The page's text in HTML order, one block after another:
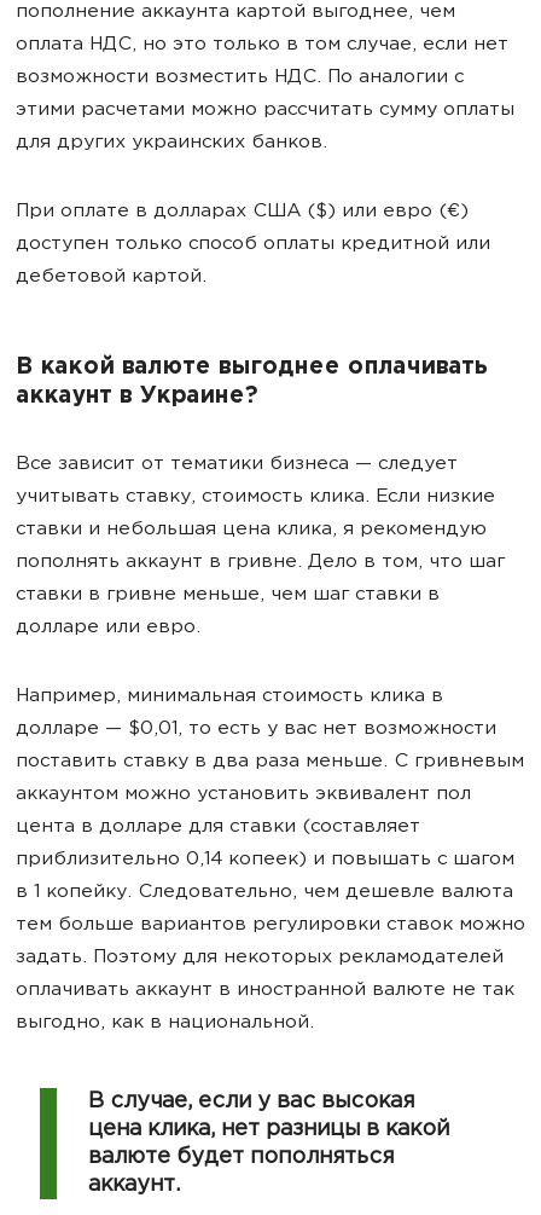
пополнение аккаунта картой выгоднее, чем
оплата НДС, но это только в том случае, если нет
возможности возместить НДС. По аналогии с
этими расчетами можно рассчитать сумму оплаты
для других украинских банков.
При оплате в долларах США ($) или евро (€)
доступен только способ оплаты кредитной или
дебетовой картой.
В какой валюте выгоднее оплачивать
аккаунт в Украине?
Все зависит от тематики бизнеса — следует
учитывать ставку, стоимость клика. Если низкие
ставки и небольшая цена клика, я рекомендую
пополнять аккаунт в гривне. Дело в том, что шаг
ставки в гривне меньше, чем шаг ставки в
долларе или евро.
Например, минимальная стоимость клика в
долларе — $0,01, то есть у вас нет возможности
поставить ставку в два раза меньше. С гривневым
аккаунтом можно установить эквивалент пол
цента в долларе для ставки (составляет
приблизительно 0,14 копеек) и повышать с шагом
в 1 копейку. Следовательно, чем дешевле валюта
тем больше вариантов регулировки ставок можно
задать. Поэтому для некоторых рекламодателей
оплачивать аккаунт в иностранной валюте не так
выгодно, как в национальной.
В случае, если у вас высокая
цена клика, нет разницы в какой
валюте будет пополняться
аккаунт.